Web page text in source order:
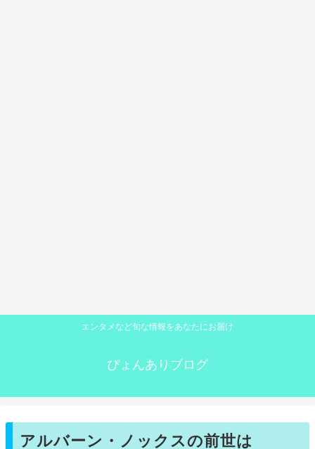
エンタメなど旬な情報をあなたにお届け
ぴょんありブログ
アルバーン・ノックスの前世は